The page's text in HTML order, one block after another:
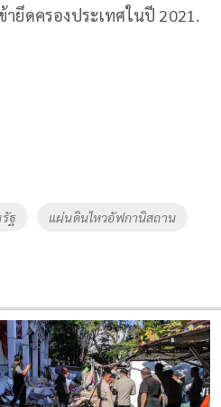
ยึดครองประเทศในปี 2021.
ฐ แผ่นดินไหวอัฟกานิสถาน